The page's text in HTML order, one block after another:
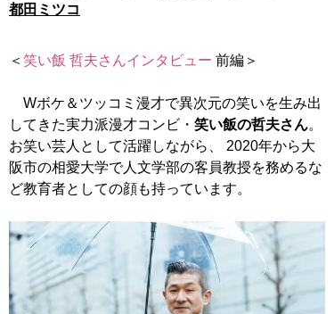
都田ミツコ
＜ 笑い飯 哲夫さんインタビュー 前編＞
Wボケ＆ツッコミ漫才で異次元の笑いを生み出
してきた実力派漫才コンビ・ 笑い飯の哲夫さん。
お笑い芸人として活躍しながら、 2020年から大
阪市の相愛大学で人文学部の客員教授を務めるな
ど教育者としての顔も持っています。